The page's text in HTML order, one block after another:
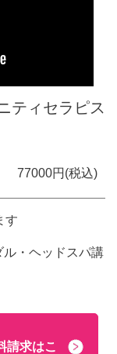
ティセラピス
77000円(税込)
す
・ヘッドスパ講
請求はこ